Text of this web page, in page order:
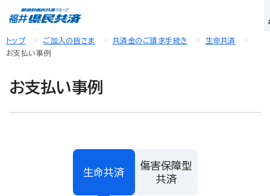
トップ ご加入の皆さま 共済金のご請求手続き
生命共済
お支払い事例
お支払い事例
生命共済
傷害保障型
共済